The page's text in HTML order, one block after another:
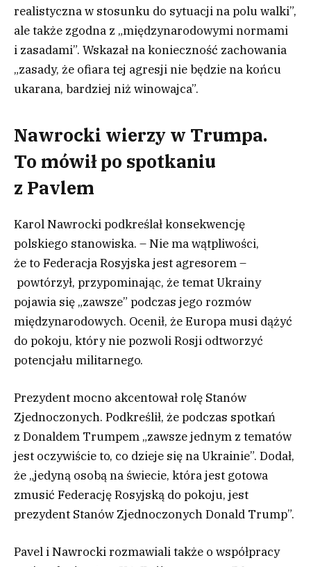
realistyczna w stosunku do sytuacji na polu walki”,
ale także zgodna z „międzynarodowymi normami
i zasadami”. Wskazał na konieczność zachowania
„zasady, że ofiara tej agresji nie będzie na końcu
ukarana, bardziej niż winowajca”.
Nawrocki wierzy w Trumpa.
To mówił po spotkaniu
z Pavlem
Karol Nawrocki podkreślał konsekwencję
polskiego stanowiska. – Nie ma wątpliwości,
że to Federacja Rosyjska jest agresorem –
powtórzył, przypominając, że temat Ukrainy
pojawia się „zawsze” podczas jego rozmów
międzynarodowych. Ocenił, że Europa musi dążyć
do pokoju, który nie pozwoli Rosji odtworzyć
potencjału militarnego.
Prezydent mocno akcentował rolę Stanów
Zjednoczonych. Podkreślił, że podczas spotkań
z Donaldem Trumpem „zawsze jednym z tematów
jest oczywiście to, co dzieje się na Ukrainie”. Dodał,
że „jedyną osobą na świecie, która jest gotowa
zmusić Federację Rosyjską do pokoju, jest
prezydent Stanów Zjednoczonych Donald Trump”.
Pavel i Nawrocki rozmawiali także o współpracy